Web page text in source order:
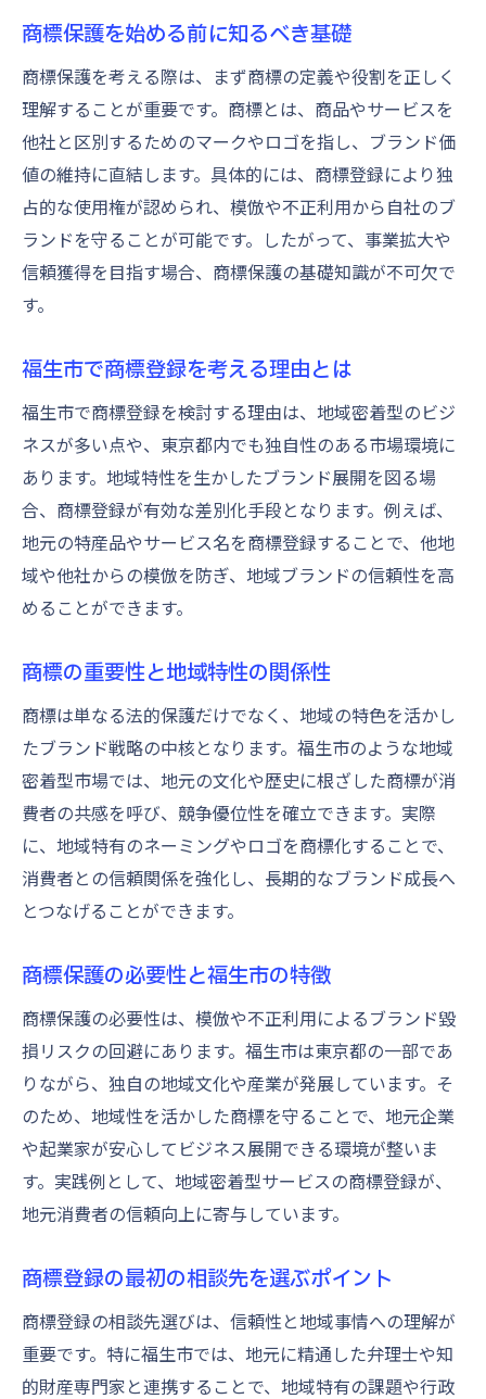
地域独自の商標登録手続きの流れ
福生市でよくある商標申請の注意点
商標登録時の行政手続きの特徴解説
手続きの効率化を図る実践的なポイント
信頼できる専門家選びで商標登録をスムーズに
商標登録の専門家選びで重視すべき点
福生市周辺で信頼できる士業の特徴
専門家に依頼するメリットと注意点
効率的な商標登録のための相談先選定
早い者勝ちの商標登録 失敗しない申請のコツ
商標登録は早い者勝ちの理由を解説
申請のタイミングで商標保護が変わる
商標出願時に注意したい失敗パターン
スピーディーな商標申請の進め方とは
商標登録で後悔しないための準備事項
福生市の読み方や地域特性から見る商標事情
福生市の読み方と商標の関係性を解説
地域特性が影響する商標登録の傾向
地名と商標保護の関係をわかりやすく
地域資源を活かす商標活用の事例紹介
福生市の歴史が商標に与える影響とは
商標保護に役立つ行政手続きの最新動向を紹介
最新の商標行政手続き動向を解説
商標保護強化のための政策と支援策
行政サービスを活用した商標登録術
商標審査フローの最近の変更点とは
行政手続きで注意したい更新ポイント
商標登録に役立つ最新情報の取得方法
効率的な商標登録手続きの全体像
商標でブランド価値を高める実践法
商標保護がビジネス成長に与える効果
継続的な商標管理でブランドを守るポイン
商標保護を始める前に知るべき基礎
商標保護を考える際は、まず商標の定義や役割を正しく
理解することが重要です。商標とは、商品やサービスを
他社と区別するためのマークやロゴを指し、ブランド価
値の維持に直結します。具体的には、商標登録により独
占的な使用権が認められ、模倣や不正利用から自社のブ
ランドを守ることが可能です。したがって、事業拡大や
信頼獲得を目指す場合、商標保護の基礎知識が不可欠で
す。
福生市で商標登録を考える理由とは
福生市で商標登録を検討する理由は、地域密着型のビジ
ネスが多い点や、東京都内でも独自性のある市場環境に
あります。地域特性を生かしたブランド展開を図る場
合、商標登録が有効な差別化手段となります。例えば、
地元の特産品やサービス名を商標登録することで、他地
域や他社からの模倣を防ぎ、地域ブランドの信頼性を高
めることができます。
商標の重要性と地域特性の関係性
商標は単なる法的保護だけでなく、地域の特色を活かし
たブランド戦略の中核となります。福生市のような地域
密着型市場では、地元の文化や歴史に根ざした商標が消
費者の共感を呼び、競争優位性を確立できます。実際
に、地域特有のネーミングやロゴを商標化することで、
消費者との信頼関係を強化し、長期的なブランド成長へ
とつなげることができます。
商標保護の必要性と福生市の特徴
商標保護の必要性は、模倣や不正利用によるブランド毀
損リスクの回避にあります。福生市は東京都の一部であ
りながら、独自の地域文化や産業が発展しています。そ
のため、地域性を活かした商標を守ることで、地元企業
や起業家が安心してビジネス展開できる環境が整いま
す。実践例として、地域密着型サービスの商標登録が、
地元消費者の信頼向上に寄与しています。
商標登録の最初の相談先を選ぶポイント
商標登録の相談先選びは、信頼性と地域事情への理解が
重要です。特に福生市では、地元に精通した弁理士や知
的財産専門家と連携することで、地域特有の課題や行政